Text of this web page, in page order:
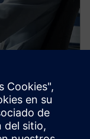
twin
and data